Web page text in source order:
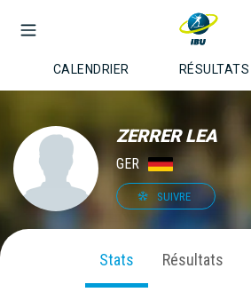
CALENDRIER RÉSULTATS
ZERRER LEA
GER
SUIVRE
Stats Résultats